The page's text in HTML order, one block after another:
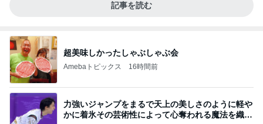
記事を読む
超美味しかったしゃぶしゃぶ会
Amebaトピックス 16時間前
力強いジャンプをまるで天上の美しさのように軽や
かに着氷その芸術性によって心奪われる魔法を織り